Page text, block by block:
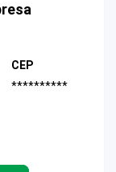
CEP
**********